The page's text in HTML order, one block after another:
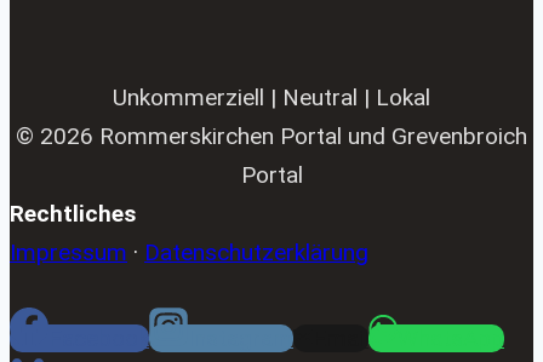
Unkommerziell | Neutral | Lokal
© 2026 Rommerskirchen Portal und Grevenbroich
Portal
Rechtliches
Impressum · Datenschutzerklärung
Facebook Instagram
WhatsApp